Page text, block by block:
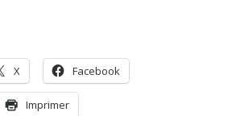
X Facebook
Imprimer